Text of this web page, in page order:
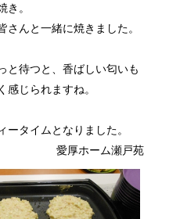
き。
さんと一緒に焼きました。
と待つと、香ばしい匂いも
感じられますね。
ータイムとなりました。
愛厚ホーム瀬戸苑